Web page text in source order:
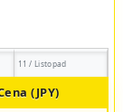
11 / Listopad
(JPY)